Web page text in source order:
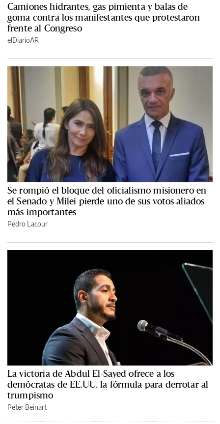
Camiones hidrantes, gas pimienta y balas de
goma contra los manifestantes que protestaron
frente al Congreso
elDiarioAR
Se rompió el bloque del oficialismo misionero en
el Senado y Milei pierde uno de sus votos aliados
más importantes
Pedro Lacour
La victoria de Abdul El-Sayed ofrece a los
demócratas de EE.UU. la fórmula para derrotar al
trumpismo
Peter Beinart